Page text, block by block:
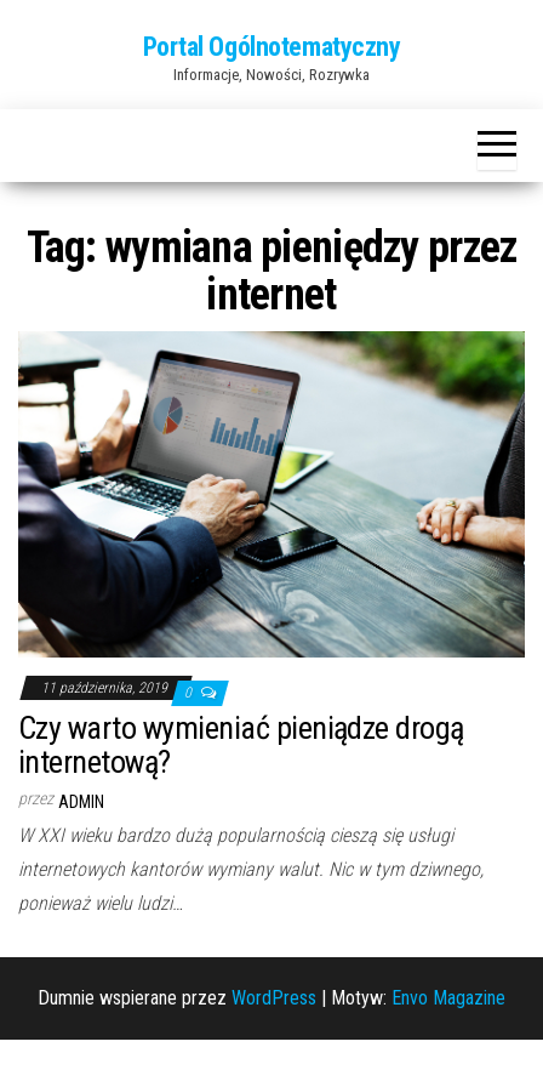
Portal Ogólnotematyczny
Informacje, Nowości, Rozrywka
Tag: wymiana pieniędzy przez
internet
11 października, 2019 0
Czy warto wymieniać pieniądze drogą
internetową?
przez ADMIN
W XXI wieku bardzo dużą popularnością cieszą się usługi
internetowych kantorów wymiany walut. Nic w tym dziwnego,
ponieważ wielu ludzi…
Dumnie wspierane przez WordPress | Motyw: Envo Magazine